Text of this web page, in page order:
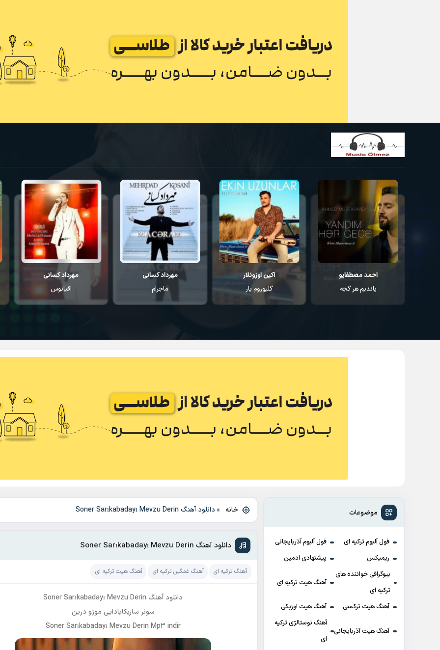
احمد مصطفایو
یاندیم هر گجه
اکین اوزونلار
گلیوروم یار
مهرداد کسانی
ماجرام
مهرداد کسانی
اقیانوس
موضوعات
فول آلبوم ترکیه ای
فول آلبوم آذربایجانی
ریمیکس
پیشنهادی ادمین
بیوگرافی خواننده های
ترکیه ای
آهنگ هیت ترکیه ای
آهنگ هیت ترکمنی آهنگ هیت اوزبکی
آهنگ هیت آذربایجانی
آهنگ نوستالژی ترکیه
ای
خانه » دانلود آهنگ Soner Sarıkabadayı Mevzu Derin
دانلود آهنگ Soner Sarıkabadayı Mevzu Derin
آهنگ ترکیه ای آهنگ غمگین ترکیه ای آهنگ هیت ترکیه ای
دانلود آهنگ Soner Sarıkabadayı Mevzu Derin
سونر ساریکابادایی موزو درین
Soner Sarıkabadayı Mevzu Derin Mp3 indir